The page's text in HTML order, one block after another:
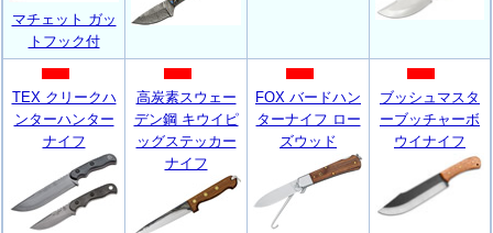
マチェット ガッ
トフック付
TEX クリークハ
ンターハンター
ナイフ
高炭素スウェー
デン鋼 キウイピ
ッグステッカー
ナイフ
FOX バードハン
ターナイフ ロー
ズウッド
ブッシュマスタ
ーブッチャーボ
ウイナイフ